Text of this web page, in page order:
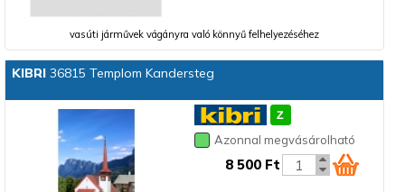
vasúti járművek vágányra való könnyű felhelyezéséhez
KIBRI36815 Templom Kandersteg
Azonnal megvásárolható
8 500 Ft